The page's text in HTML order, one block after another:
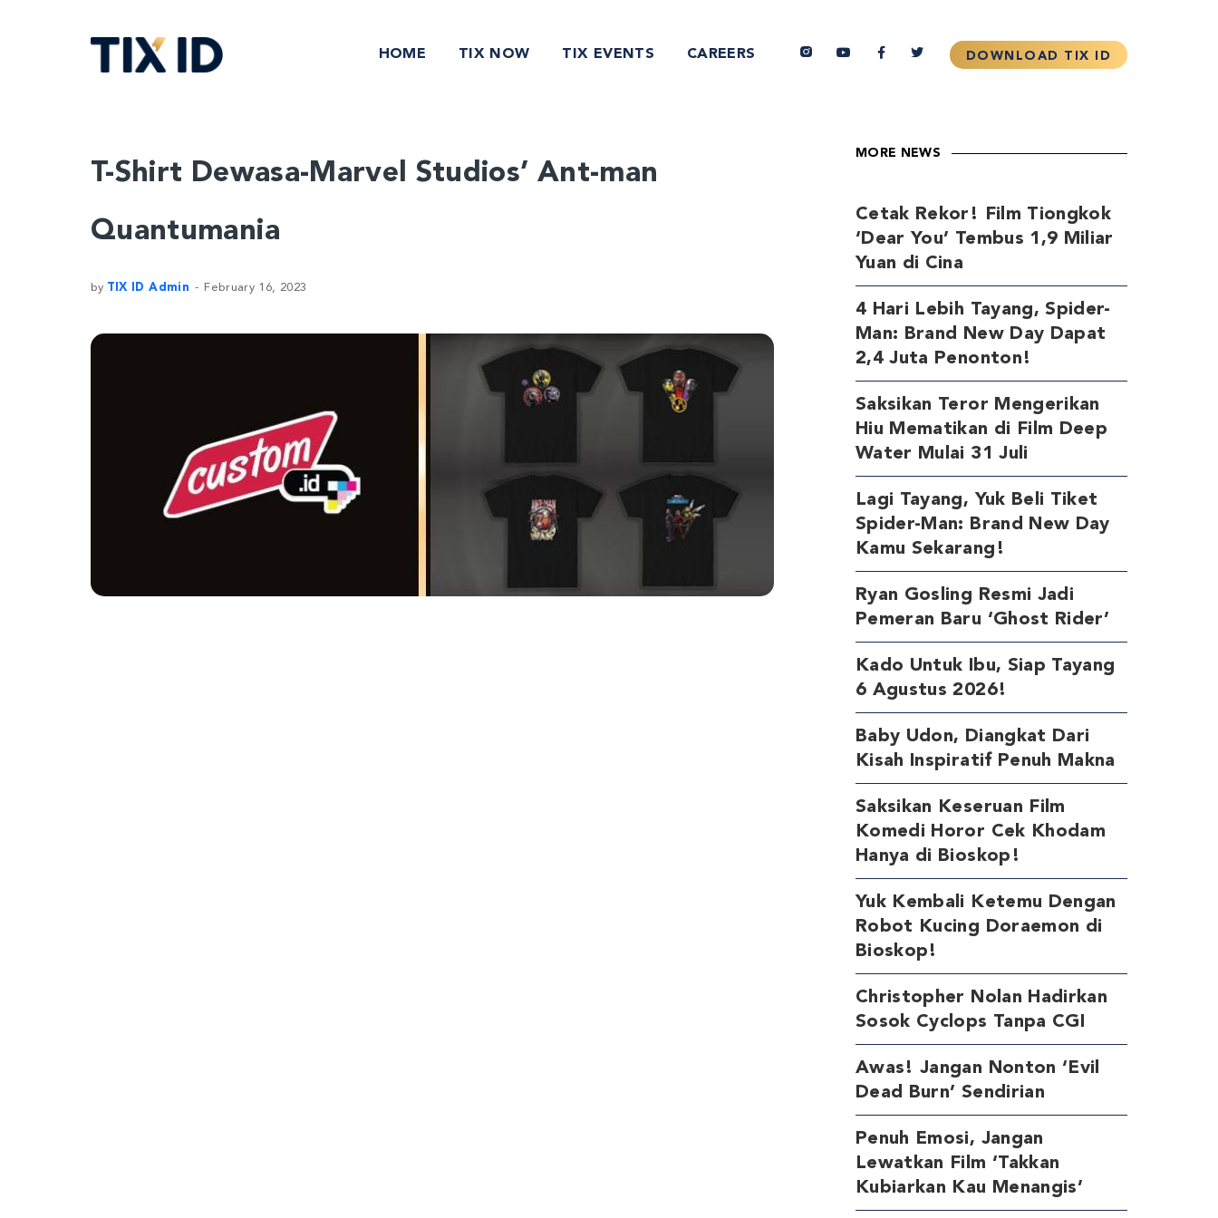
HOME TIX NOW TIX EVENTS CAREERS
T-Shirt Dewasa-Marvel Studios’ Ant-man
Quantumania
by TIX ID Admin February 16, 2023
MORE NEWS
Cetak Rekor! Film Tiongkok
‘Dear You’ Tembus 1,9 Miliar
Yuan di Cina
4 Hari Lebih Tayang, Spider-
Man: Brand New Day Dapat
2,4 Juta Penonton!
Saksikan Teror Mengerikan
Hiu Mematikan di Film Deep
Water Mulai 31 Juli
Lagi Tayang, Yuk Beli Tiket
Spider-Man: Brand New Day
Kamu Sekarang!
Ryan Gosling Resmi Jadi
Pemeran Baru ‘Ghost Rider’
Kado Untuk Ibu, Siap Tayang
6 Agustus 2026!
Baby Udon, Diangkat Dari
Kisah Inspiratif Penuh Makna
Saksikan Keseruan Film
Komedi Horor Cek Khodam
Hanya di Bioskop!
Yuk Kembali Ketemu Dengan
Robot Kucing Doraemon di
Bioskop!
Christopher Nolan Hadirkan
Sosok Cyclops Tanpa CGI
Awas! Jangan Nonton ‘Evil
Dead Burn’ Sendirian
Penuh Emosi, Jangan
Lewatkan Film ‘Takkan
Kubiarkan Kau Menangis’